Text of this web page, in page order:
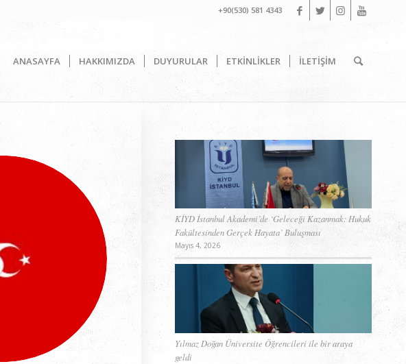
+90(530) 581 4343
ANASAYFA HAKKIMIZDA DUYURULAR ETKİNLİKLER İLETİŞİM
KİYD İstanbul Akademi’de ‘Geleceği Kazanmak: Hukuk
Fakültesinden Gerçek Hayata’ Buluşması
Mayıs 4, 2026
Yılmaz Doğan Üniversite Öğrencileri ile bir araya
geldi